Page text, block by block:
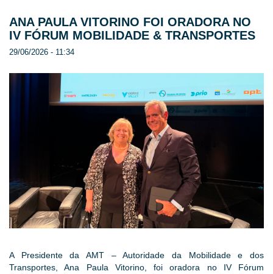
ANA PAULA VITORINO FOI ORADORA NO
IV FÓRUM MOBILIDADE & TRANSPORTES
29/06/2026 - 11:34
A Presidente da AMT – Autoridade da Mobilidade e dos
Transportes, Ana Paula Vitorino, foi oradora no IV Fórum